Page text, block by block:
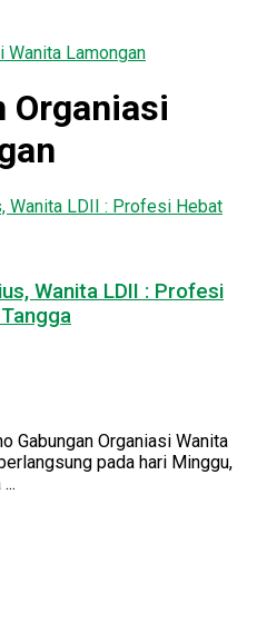
Wanita Lamongan
Organiasi
Wanita LDII : Profesi
Gabungan Organiasi Wanita
pada hari Minggu,